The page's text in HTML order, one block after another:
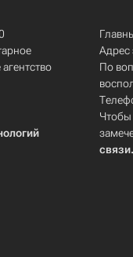
Адрес
По
Чтобы
связи.